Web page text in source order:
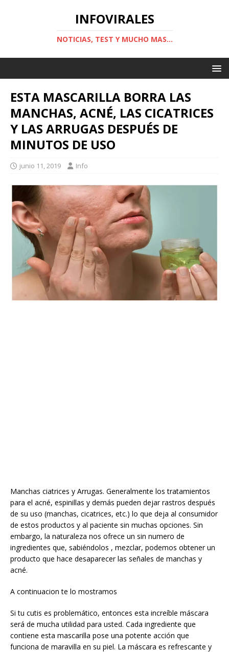
INFOVIRALES
NOTICIAS, TEST Y MUCHO MAS...
ESTA MASCARILLA BORRA LAS
MANCHAS, ACNÉ, LAS CICATRICES
Y LAS ARRUGAS DESPUÉS DE
MINUTOS DE USO
junio 11, 2019 Info
Manchas ciatrices y Arrugas. Generalmente los tratamientos
para el acné, espinillas y demás pueden dejar rastros después
de su uso (manchas, cicatrices, etc.) lo que deja al consumidor
de estos productos y al paciente sin muchas opciones. Sin
embargo, la naturaleza nos ofrece un sin numero de
ingredientes que, sabiéndolos , mezclar, podemos obtener un
producto que hace desaparecer las señales de manchas y
acné.
A continuacion te lo mostramos
Si tu cutis es problemático, entonces esta increíble máscara
será de mucha utilidad para usted. Cada ingrediente que
contiene esta mascarilla pose una potente acción que
funciona de maravilla en su piel. La máscara es refrescante y